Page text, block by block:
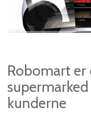
Robomart er
kunderne